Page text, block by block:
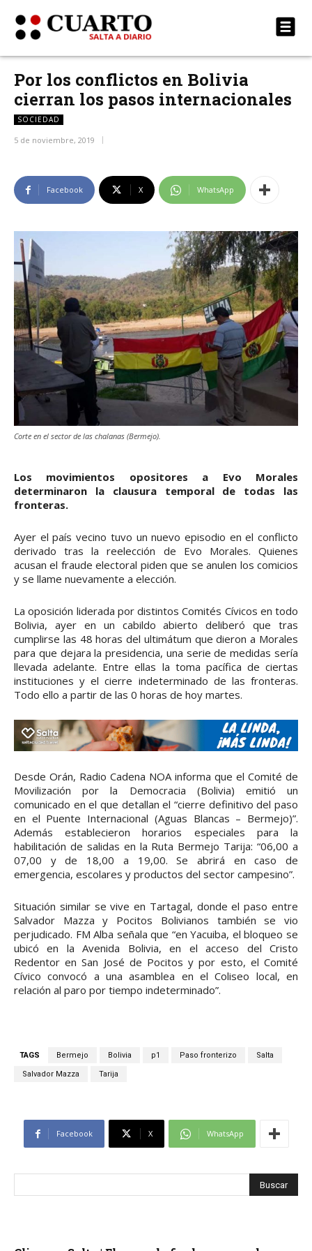
Por los conflictos en Bolivia
cierran los pasos internacionales
SOCIEDAD
5 de noviembre, 2019
Facebook X WhatsApp
Corte en el sector de las chalanas (Bermejo).
Los movimientos opositores a Evo Morales
determinaron la clausura temporal de todas las
fronteras.
Ayer el país vecino tuvo un nuevo episodio en el conflicto
derivado tras la reelección de Evo Morales. Quienes
acusan el fraude electoral piden que se anulen los comicios
y se llame nuevamente a elección.
La oposición liderada por distintos Comités Cívicos en todo
Bolivia, ayer en un cabildo abierto deliberó que tras
cumplirse las 48 horas del ultimátum que dieron a Morales
para que dejara la presidencia, una serie de medidas sería
llevada adelante. Entre ellas la toma pacífica de ciertas
instituciones y el cierre indeterminado de las fronteras.
Todo ello a partir de las 0 horas de hoy martes.
Desde Orán, Radio Cadena NOA informa que el Comité de
Movilización por la Democracia (Bolivia) emitió un
comunicado en el que detallan el “cierre definitivo del paso
en el Puente Internacional (Aguas Blancas – Bermejo)”.
Además establecieron horarios especiales para la
habilitación de salidas en la Ruta Bermejo Tarija: “06,00 a
07,00 y de 18,00 a 19,00. Se abrirá en caso de
emergencia, escolares y productos del sector campesino”.
Situación similar se vive en Tartagal, donde el paso entre
Salvador Mazza y Pocitos Bolivianos también se vio
perjudicado. FM Alba señala que “en Yacuiba, el bloqueo se
ubicó en la Avenida Bolivia, en el acceso del Cristo
Redentor en San José de Pocitos y por esto, el Comité
Cívico convocó a una asamblea en el Coliseo local, en
relación al paro por tiempo indeterminado”.
TAGS Bermejo Bolivia p1 Paso fronterizo Salta
Salvador Mazza Tarija
Facebook X WhatsApp